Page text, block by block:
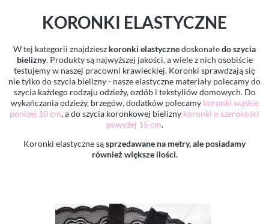
KORONKI ELASTYCZNE
W tej kategorii znajdziesz koronki elastycznedoskonałedo szycia
bielizny. Produkty są najwyższej jakości, a wiele z nich osobiście
testujemy w naszej pracowni krawieckiej. Koronki sprawdzają się
nie tylko do szycia bielizny - nasze elastyczne materiały polecamy do
szycia każdego rodzaju odzieży, ozdób i tekstyliów domowych. Do
wykańczania odzieży, brzegów, dodatków polecamy koronki wąskie
poniżej 10 cm, a do szycia koronkowej bielizny koronki o szerokości
powyżej 15 cm.
Koronki elastyczne sąsprzedawane na metry, ale posiadamy
również większe ilości.